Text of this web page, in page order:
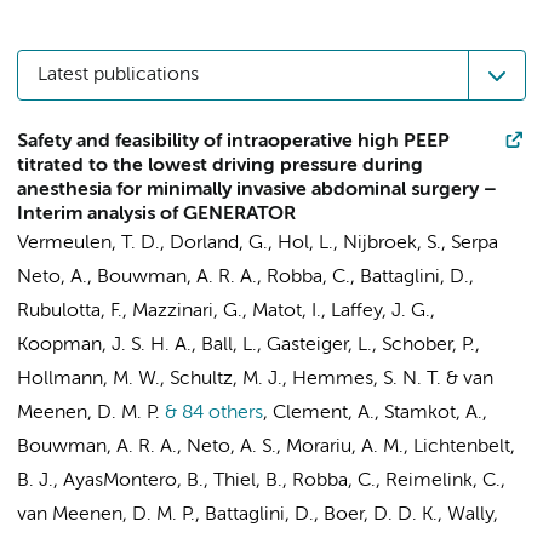
Latest publications
Safety and feasibility of intraoperative high PEEP
titrated to the lowest driving pressure during
anesthesia for minimally invasive abdominal surgery –
Interim analysis of GENERATOR
Vermeulen, T. D., Dorland, G., Hol, L., Nijbroek, S., Serpa
Neto, A., Bouwman, A. R. A., Robba, C., Battaglini, D.,
Rubulotta, F., Mazzinari, G., Matot, I., Laffey, J. G.,
Koopman, J. S. H. A., Ball, L., Gasteiger, L., Schober, P.,
Hollmann, M. W., Schultz, M. J., Hemmes, S. N. T. & van
Meenen, D. M. P. & 84 others, Clement, A., Stamkot, A.,
Bouwman, A. R. A., Neto, A. S., Morariu, A. M., Lichtenbelt,
B. J., AyasMontero, B., Thiel, B., Robba, C., Reimelink, C.,
van Meenen, D. M. P., Battaglini, D., Boer, D. D. K., Wally,